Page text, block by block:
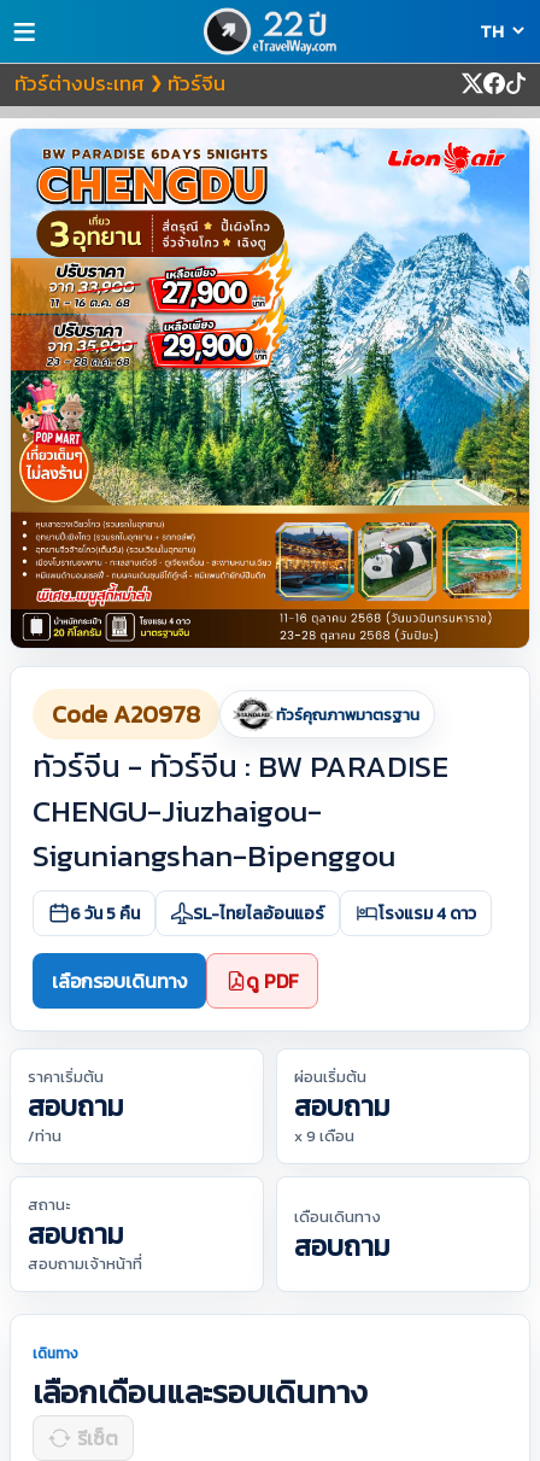
≡
ทัวร์ต่างประเทศ ❯ ทัวร์จีน
Code A20978 ทัวร์คุณภาพมาตรฐาน
ทัวร์จีน - ทัวร์จีน : BW PARADISE
CHENGU-Jiuzhaigou-
Siguniangshan-Bipenggou
6 วัน 5 คืน SL-ไทยไลอ้อนแอร์ โรงแรม 4 ดาว
เลือกรอบเดินทาง ดู PDF
ราคาเริ่มต้น
สอบถาม
/ท่าน
ผ่อนเริ่มต้น
สอบถาม
x 9 เดือน
สถานะ
สอบถาม
สอบถามเจ้าหน้าที่
เดือนเดินทาง
สอบถาม
เดินทาง
เลือกเดือนและรอบเดินทาง
รีเซ็ต